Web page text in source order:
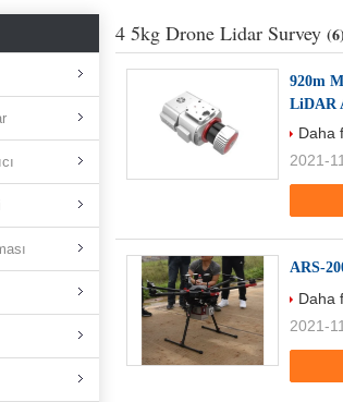
4 5kg Drone Lidar Survey (6)
920m
LiDAR
Daha
2021-
ARS-
Daha
2021-